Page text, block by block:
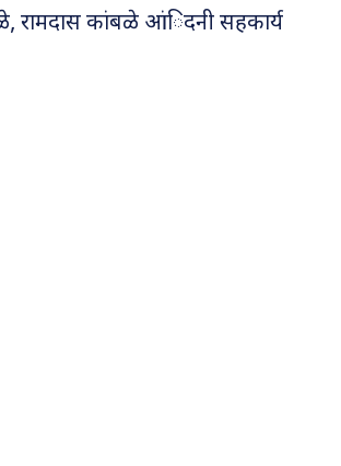
रामदास कांबळे आंिदनी सहकार्य